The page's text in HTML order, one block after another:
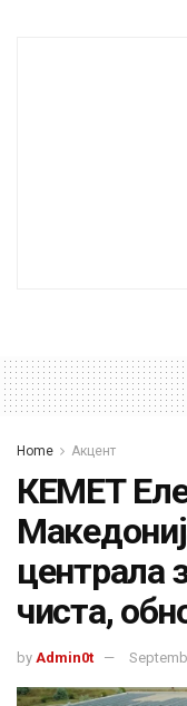
Home Акцент
КЕМЕТ
централа
чиста,
by Admin0t